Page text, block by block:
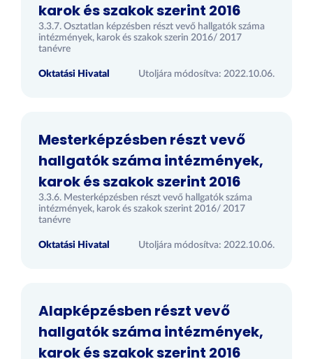
karok és szakok szerint 2016
3.3.7. Osztatlan képzésben részt vevő hallgatók száma
intézmények, karok és szakok szerin 2016/ 2017
tanévre
Oktatási Hivatal Utoljára módosítva: 2022.10.06.
Mesterképzésben részt vevő
hallgatók száma intézmények,
karok és szakok szerint 2016
3.3.6. Mesterképzésben részt vevő hallgatók száma
intézmények, karok és szakok szerint 2016/ 2017
tanévre
Oktatási Hivatal Utoljára módosítva: 2022.10.06.
Alapképzésben részt vevő
hallgatók száma intézmények,
karok és szakok szerint 2016